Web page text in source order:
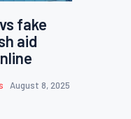
fake
aid
August 8, 2025